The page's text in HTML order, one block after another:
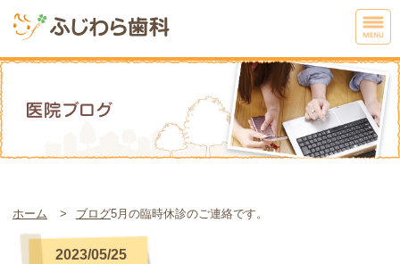
ホーム ブログ5月の臨時休診のご連絡です。
2023/05/25